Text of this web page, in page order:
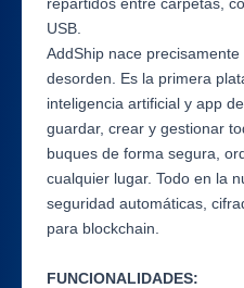
repartidos entre carpetas,
USB.
AddShip nace
desorden. Es la primera
inteligencia artificial y app
guardar, crear y gestionar
buques de forma segura,
cualquier lugar. Todo en la
seguridad automáticas,
para blockchain.
FUNCIONALIDADES: